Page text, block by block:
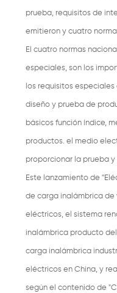
prueba, requisitos de
emitieron y cuatro
El cuatro normas
especiales, son los
los requisitos
diseño y prueba de
básicos función índice,
productos. el medio
proporcionar la prueba
Este lanzamiento de
de carga inalámbrica de
eléctricos, el sistema
inalámbrica producto
carga inalámbrica
eléctricos en China, y
según el contenido de